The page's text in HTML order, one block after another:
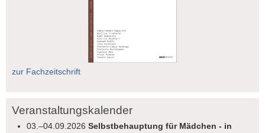
zur Fachzeitschrift
Veranstaltungskalender
03.–04.09.2026Selbstbehauptung für Mädchen - in